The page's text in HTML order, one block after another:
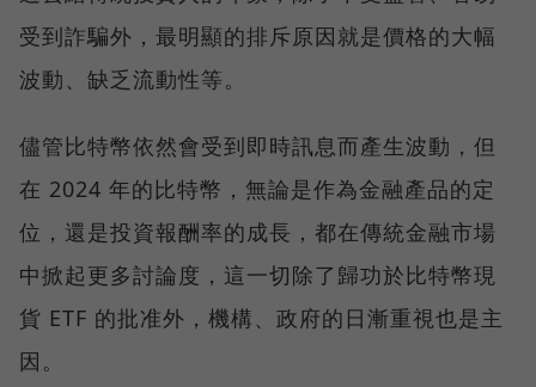
受到詐騙外，最明顯的排斥原因就是價格的大幅
波動、缺乏流動性等。
儘管比特幣依然會受到即時訊息而產生波動，但
在 2024 年的比特幣，無論是作為金融產品的定
位，還是投資報酬率的成長，都在傳統金融市場
中掀起更多討論度，這一切除了歸功於比特幣現
貨 ETF 的批准外，機構、政府的日漸重視也是主
因。